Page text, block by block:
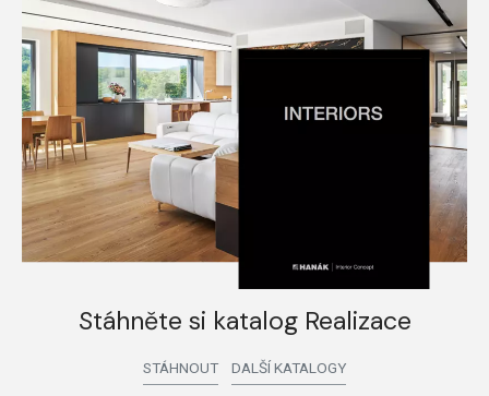
Stáhněte si katalog Realizace
STÁHNOUT DALŠÍ KATALOGY